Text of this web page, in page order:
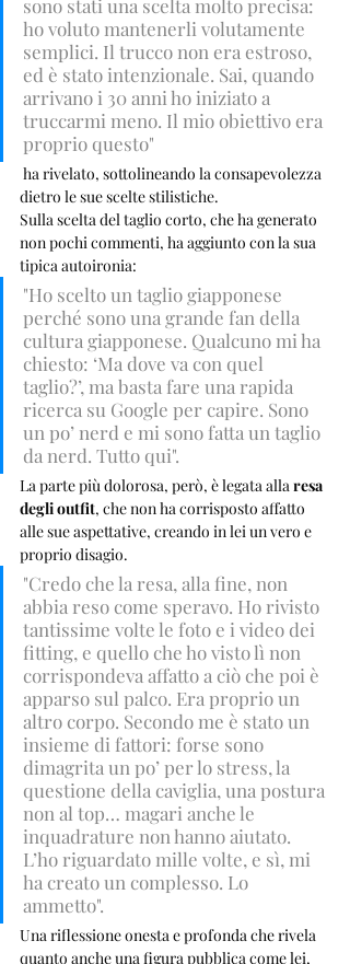
sono stati una scelta molto precisa:
ho voluto mantenerli volutamente
semplici. Il trucco non era estroso,
ed è stato intenzionale. Sai, quando
arrivano i 30 anni ho iniziato a
truccarmi meno. Il mio obiettivo era
proprio questo"
dietro le sue scelte stilistiche.
Sulla scelta del taglio corto, che ha generato
non pochi commenti, ha aggiunto con la sua
tipica autoironia:
"Ho scelto un taglio giapponese
perché sono una grande fan della
cultura giapponese. Qualcuno mi ha
chiesto: ‘Ma dove va con quel
taglio?’, ma basta fare una rapida
ricerca su Google per capire. Sono
un po’ nerd e mi sono fatta un taglio
da nerd. Tutto qui".
La parte più dolorosa, però, è legata alla resa
degli outfit, che non ha corrisposto affatto
alle sue aspettative, creando in lei un vero e
proprio disagio.
"Credo che la resa, alla fine, non
abbia reso come speravo. Ho rivisto
tantissime volte le foto e i video dei
fitting, e quello che ho visto lì non
corrispondeva affatto a ciò che poi è
apparso sul palco. Era proprio un
altro corpo. Secondo me è stato un
insieme di fattori: forse sono
dimagrita un po’ per lo stress, la
questione della caviglia, una postura
non al top… magari anche le
inquadrature non hanno aiutato.
L’ho riguardato mille volte, e sì, mi
ha creato un complesso. Lo
ammetto".
Una riflessione onesta e profonda che rivela
quanto anche una figura pubblica come lei,